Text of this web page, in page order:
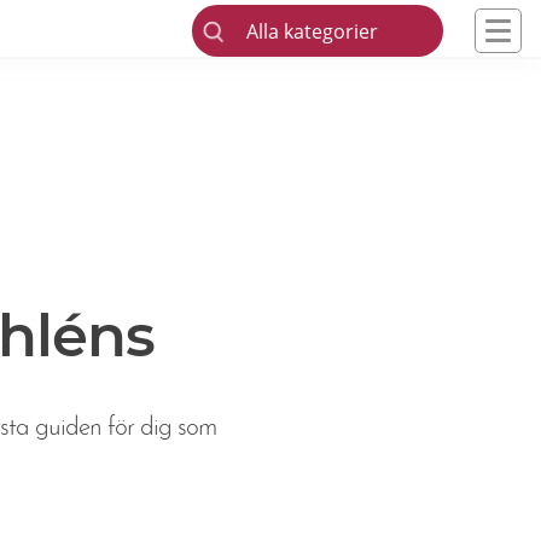
Alla kategorier
guiden för dig som